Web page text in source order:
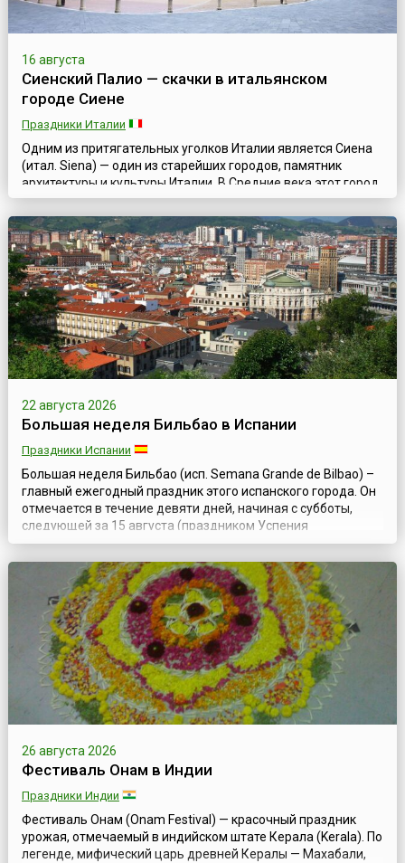
16 августа
Сиенский Палио — скачки в итальянском
городе Сиене
Праздники Италии
Одним из притягательных уголков Италии является Сиена
(итал. Siena) — один из старейших городов, памятник
архитектуры и культуры Италии. В Средние века этот город,
расположенный в западной части страны, в Тоскане, был
столицей сильной Сиенской республики и уже в ту
дальнюю эпоху хранил шедевры итальянской готики
мирового достоинства.Именно в Средние века и
зародилась традиция проводить в город...
22 августа 2026
Большая неделя Бильбао в Испании
Праздники Испании
Большая неделя Бильбао (исп. Semana Grande de Bilbao) –
главный ежегодный праздник этого испанского города. Он
отмечается в течение девяти дней, начиная с субботы,
следующей за 15 августа (праздником Успения
Богородицы).Официальный статус праздник получил в
1978 году, хотя и прежде в августе в Бильбао проходили
разнообразные увеселительные мероприятия – ярмарки,
корриды, состязания силачей, ци...
26 августа 2026
Фестиваль Онам в Индии
Праздники Индии
Фестиваль Онам (Onam Festival) — красочный праздник
урожая, отмечаемый в индийском штате Керала (Kerala). По
легенде, мифический царь древней Кералы — Махабали,